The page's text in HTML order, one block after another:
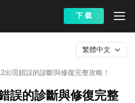
下 载
出現錯誤的診斷與修復完整攻略！
繁體中文
誤的診斷與修復完整